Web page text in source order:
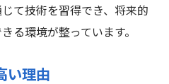
て技術を習得でき、将来的
る環境が整っています。
い理由